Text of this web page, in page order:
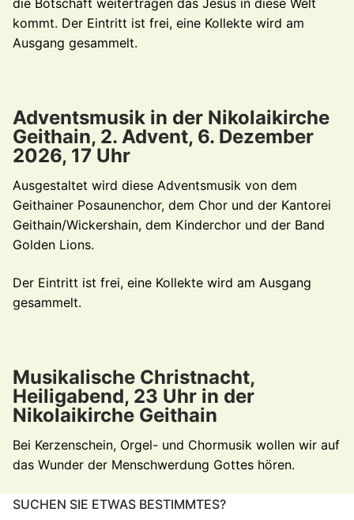
kommt. Der Eintritt ist frei, eine Kollekte wird am
Ausgang gesammelt.
Adventsmusik in der Nikolaikirche
Geithain, 2. Advent, 6. Dezember
2026, 17 Uhr
Ausgestaltet wird diese Adventsmusik von dem
Geithainer Posaunenchor, dem Chor und der Kantorei
Geithain/Wickershain, dem Kinderchor und der Band
Golden Lions.
Der Eintritt ist frei, eine Kollekte wird am Ausgang
gesammelt.
Musikalische Christnacht,
Heiligabend, 23 Uhr in der
Nikolaikirche Geithain
Bei Kerzenschein, Orgel- und Chormusik wollen wir auf
das Wunder der Menschwerdung Gottes hören.
SUCHEN SIE ETWAS BESTIMMTES?